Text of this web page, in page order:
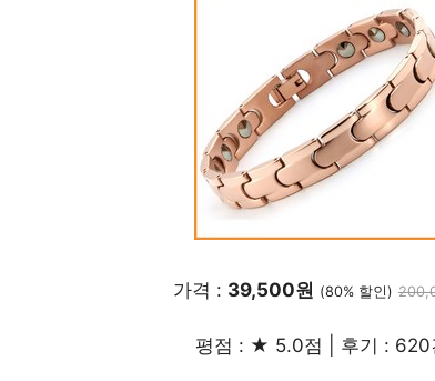
가격 : 39,500원 (80% 할인)
평점 : ★ 5.0점 | 후기 : 620